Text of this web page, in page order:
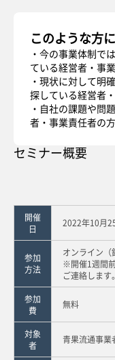
このような方
・今の事業体制で
ている経営者・事
・現状に対して明
探している経営者
・自社の課題や問
者・事業責任者の方
セミナー概要
開催
日
2022年10月
参加
方法
オンライン（
※開催1週間
ご連絡します。
参加
費
無料
対象
者
青果流通事業